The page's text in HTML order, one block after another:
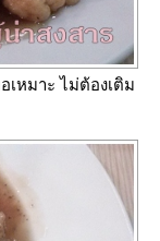
เหมาะ ไม่ต้องเติม